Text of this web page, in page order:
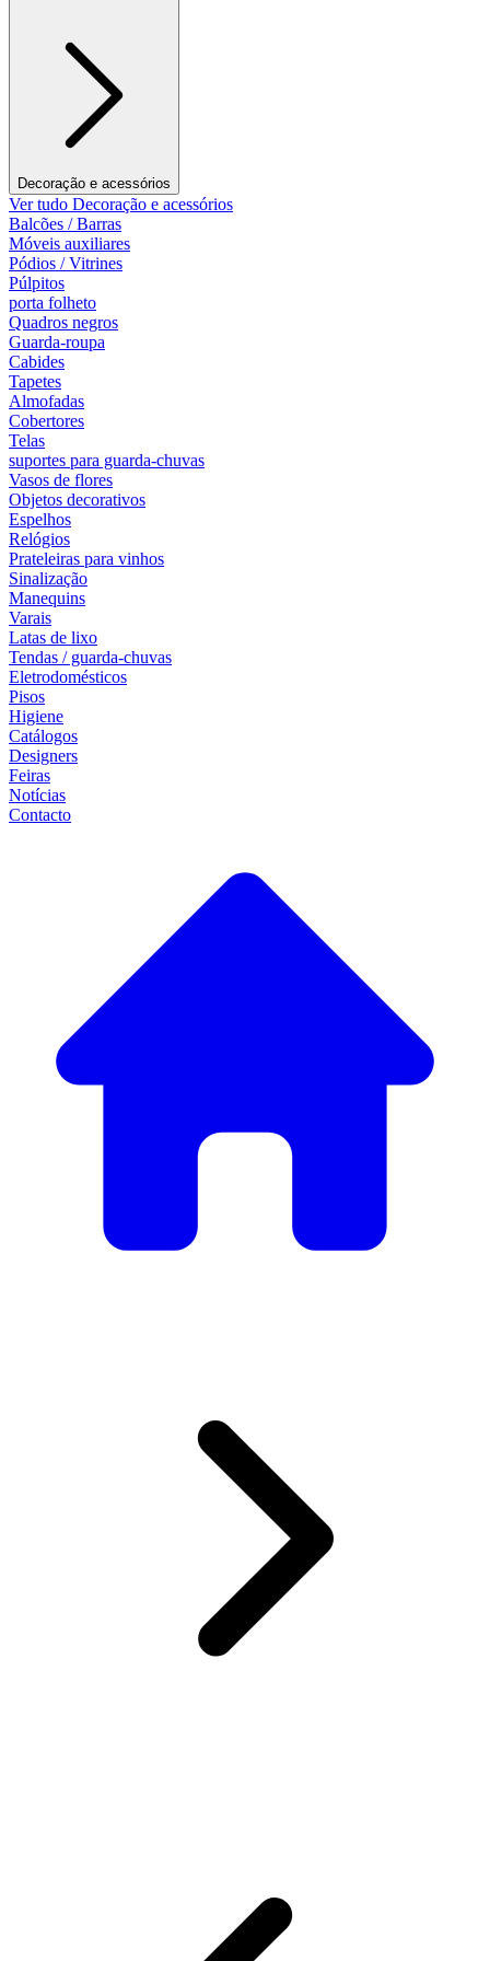
Decoração e acessórios
Ver tudo Decoração e acessórios
Balcões / Barras
Móveis auxiliares
Pódios / Vitrines
Púlpitos
porta folheto
Quadros negros
Guarda-roupa
Cabides
Tapetes
Almofadas
Cobertores
Telas
suportes para guarda-chuvas
Vasos de flores
Objetos decorativos
Espelhos
Relógios
Prateleiras para vinhos
Sinalização
Manequins
Varais
Latas de lixo
Tendas / guarda-chuvas
Eletrodomésticos
Pisos
Higiene
Catálogos
Designers
Feiras
Notícias
Contacto